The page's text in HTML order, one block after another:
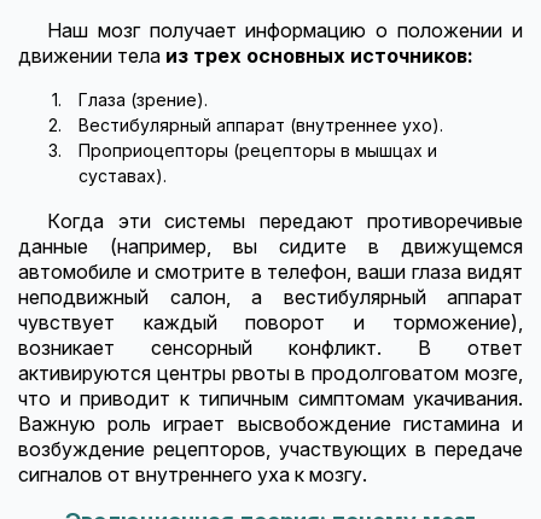
Наш мозг получает информацию о положении и
движении тела из трех основных источников:
Глаза (зрение).
Вестибулярный аппарат (внутреннее ухо).
Проприоцепторы (рецепторы в мышцах и
суставах).
Когда эти системы передают противоречивые
данные (например, вы сидите в движущемся
автомобиле и смотрите в телефон, ваши глаза видят
неподвижный салон, а вестибулярный аппарат
чувствует каждый поворот и торможение),
возникает сенсорный конфликт. В ответ
активируются центры рвоты в продолговатом мозге,
что и приводит к типичным симптомам укачивания.
Важную роль играет высвобождение гистамина и
возбуждение рецепторов, участвующих в передаче
сигналов от внутреннего уха к мозгу.